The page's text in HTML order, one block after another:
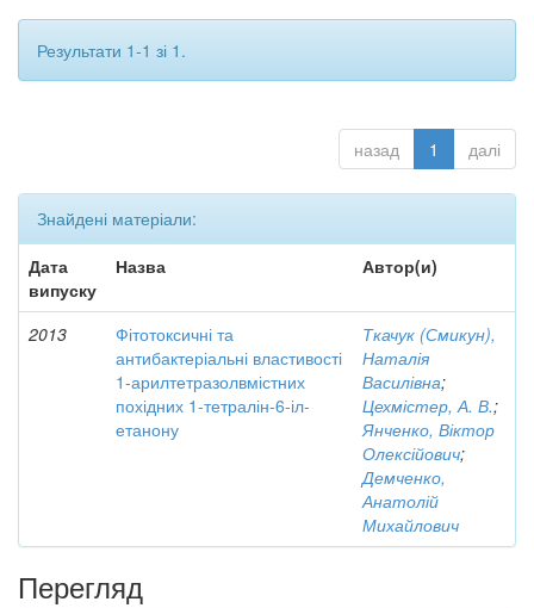
Результати 1-1 зі 1.
назад 1 далі
Знайдені матеріали:
Дата
випуску
Назва Автор(и)
2013
Фітотоксичні та
антибактеріальні властивості
1-арилтетразолвмістних
похідних 1-тетралін-6-іл-
етанону
Ткачук (Смикун),
Наталія
Василівна;
Цехмістер, А. В.;
Янченко, Віктор
Олексійович;
Демченко,
Анатолій
Михайлович
Перегляд